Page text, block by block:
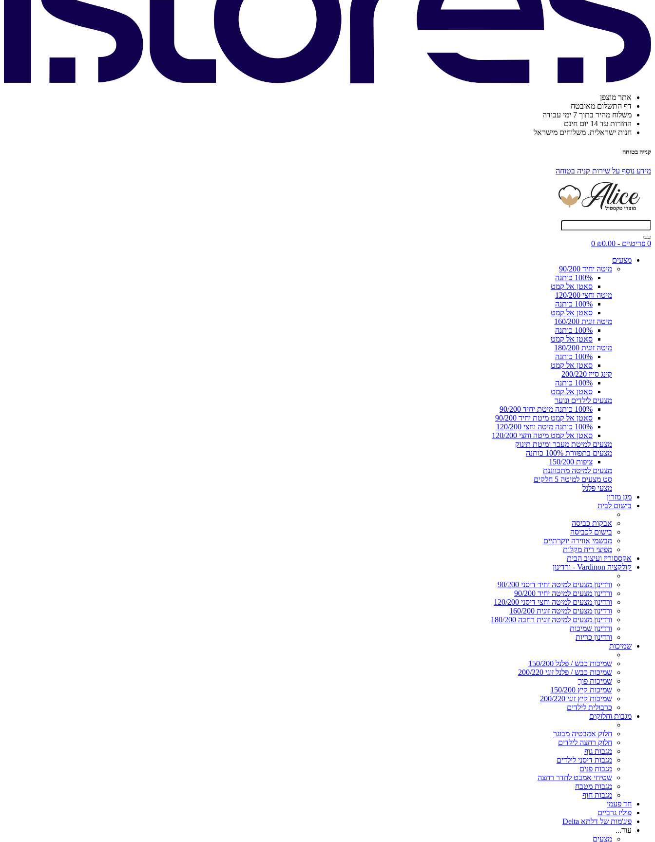
אתר מוצפן
דף התשלום מאובטח
משלוח מהיר בתוך 7 ימי עבודה
החזרות עד 14 יום חינם
חנות ישראלית. משלוחים מישראל
קנייה בטוחה
מידע נוסף על שירות קניה בטוחה
0 פריט\ים - ₪0.00
0
מצעים
מיטה יחיד 90/200
100% כותנה
סאטן אל קמט
מיטה וחצי 120/200
100% כותנה
סאטן אל קמט
מיטה זוגית 160/200
100% כותנה
סאטן אל קמט
מיטה זוגית 180/200
100% כותנה
סאטן אל קמט
קינג סייז 200/220
100% כותנה
סאטן אל קמט
מצעים לילדים ונוער
100% כותנה מיטת יחיד 90/200
סאטן אל קמט מיטת יחיד 90/200
100% כותנה מיטה וחצי 120/200
סאטן אל קמט מיטה וחצי 120/200
מצעים למיטת מעבר ומיטת תינוק
מצעים בתפזורת 100% כותנה
ציפות 150/200
מצעים למיטה מתכווננת
סט מצעים למיטה 5 חלקים
מצעי פלנל
מגן מזרון
בישום לבית
אבקות כביסה
בישום לכביסה
מבשמי אווירה יוקרתיים
מפיצי ריח מקלות
אקססוריז ועיצוב הבית
קולקציה Vardinon - ורדינון
ורדינון מצעים למיטה יחיד דיסני 90/200
ורדינון מצעים למיטה יחיד 90/200
ורדינון מצעים למיטה וחצי דיסני 120/200
ורדינון מצעים למיטה זוגית 160/200
ורדינון מצעים למיטה זוגית רחבה 180/200
ורדינון שמיכות
ורדינון כריות
שמיכות
שמיכות כבש / פלנל 150/200
שמיכות כבש / פלנל זוגי 200/220
שמיכות פוך
שמיכות קיץ 150/200
שמיכות קיץ זוגי 200/220
כרבולית לילדים
מגבות וחלוקים
חלוק אמבטיה מבוגר
חלוק רחצה לילדים
מגבות גוף
מגבות דיסני לילדים
מגבות פנים
שטיחי אמבט לחדר רחצה
מגבות מטבח
מגבות חוף
חד פעמי
פוליז גרביים
פיג'מות של דלתא Delta
עוד...
מצעים